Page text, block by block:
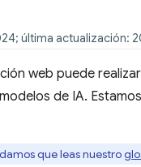
última actualización:
web puede
de IA.
que leas nuestro